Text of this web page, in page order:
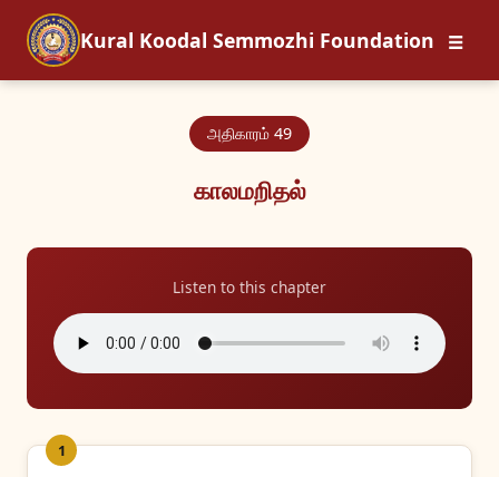
Kural Koodal Semmozhi Foundation ☰
அதிகாரம் 49
காலமறிதல்
Listen to this chapter
1